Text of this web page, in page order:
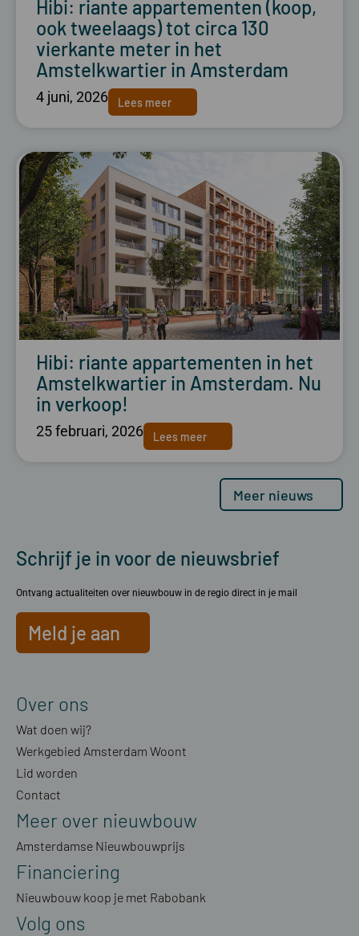
Hibi: riante appartementen (koop,
ook tweelaags) tot circa 130
vierkante meter in het
Amstelkwartier in Amsterdam
4 juni, 2026 Lees meer
Hibi: riante appartementen in het
Amstelkwartier in Amsterdam. Nu
in verkoop!
25 februari, 2026 Lees meer
Meer nieuws
Schrijf je in voor de nieuwsbrief
Ontvang actualiteiten over nieuwbouw in de regio direct in je mail
Meld je aan
Over ons
Wat doen wij?
Werkgebied Amsterdam Woont
Lid worden
Contact
Meer over nieuwbouw
Amsterdamse Nieuwbouwprijs
Financiering
Nieuwbouw koop je met Rabobank
Volg ons